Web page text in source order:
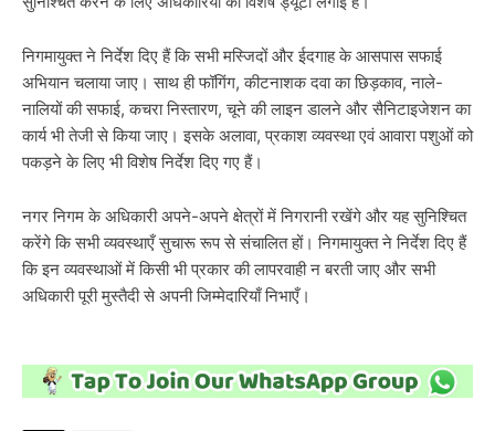
निगमायुक्त ने निर्देश दिए हैं कि सभी मस्जिदों और ईदगाह के आसपास सफाई
अभियान चलाया जाए। साथ ही फॉगिंग, कीटनाशक दवा का छिड़काव, नाले-
नालियों की सफाई, कचरा निस्तारण, चूने की लाइन डालने और सैनिटाइजेशन का
कार्य भी तेजी से किया जाए। इसके अलावा, प्रकाश व्यवस्था एवं आवारा पशुओं को
पकड़ने के लिए भी विशेष निर्देश दिए गए हैं।
नगर निगम के अधिकारी अपने-अपने क्षेत्रों में निगरानी रखेंगे और यह सुनिश्चित
करेंगे कि सभी व्यवस्थाएँ सुचारू रूप से संचालित हों। निगमायुक्त ने निर्देश दिए हैं
कि इन व्यवस्थाओं में किसी भी प्रकार की लापरवाही न बरती जाए और सभी
अधिकारी पूरी मुस्तैदी से अपनी जिम्मेदारियाँ निभाएँ।